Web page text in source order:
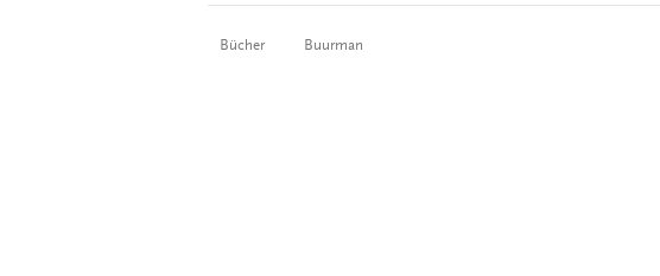
Bücher Buurman